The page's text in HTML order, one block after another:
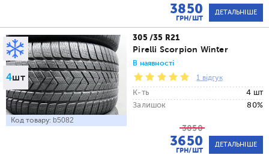
3850
ГРН/ШТ
ДЕТАЛЬНІШЕ
4шт
Код товару: b5082
305 /35 R21
Pirelli Scorpion Winter
В наявності
1 відгук
К-ть
4 шт
Залишок
80%
3850
3650
ГРН/ШТ
ДЕТАЛЬНІШЕ